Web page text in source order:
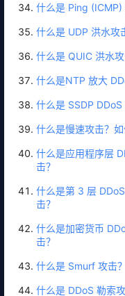
什么是 Ping
什么是 UDP 洪水攻
什么是 QUIC 洪水攻
什么是NTP 放大
什么是 SSDP
什么是慢速攻击？
什么是应用程序层
击？
什么是第 3 层
击？
什么是加密货币
击？
什么是 Smurf 攻击
什么是 DDoS 勒索